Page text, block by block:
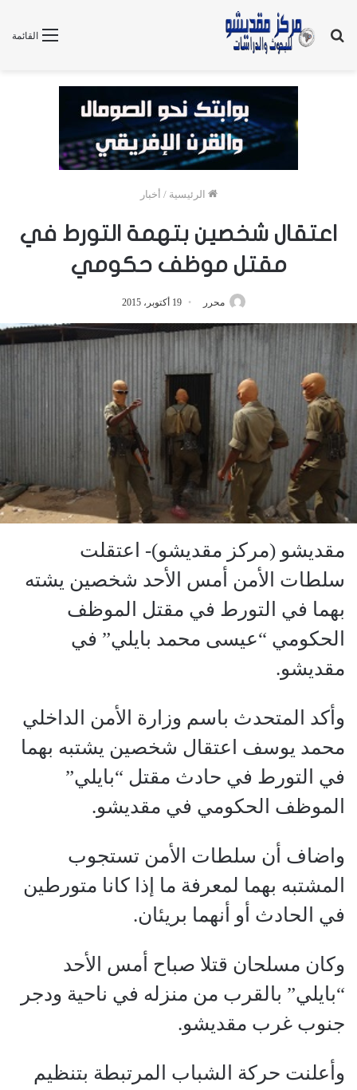
القائمة
بحث
الرئيسية / أخبار
اعتقال شخصين بتهمة التورط في
مقتل موظف حكومي
محرر 19 أكتوبر، 2015
مقديشو (مركز مقديشو)- اعتقلت
سلطات الأمن أمس الأحد شخصين يشته
بهما في التورط في مقتل الموظف
الحكومي “عيسى محمد بايلي” في
مقديشو.
وأكد المتحدث باسم وزارة الأمن الداخلي
محمد يوسف اعتقال شخصين يشتبه بهما
في التورط في حادث مقتل “بايلي”
الموظف الحكومي في مقديشو.
واضاف أن سلطات الأمن تستجوب
المشتبه بهما لمعرفة ما إذا كانا متورطين
في الحادث أو أنهما بريئان.
وكان مسلحان قتلا صباح أمس الأحد
“بايلي” بالقرب من منزله في ناحية ودجر
جنوب غرب مقديشو.
وأعلنت حركة الشباب المرتبطة بتنظيم